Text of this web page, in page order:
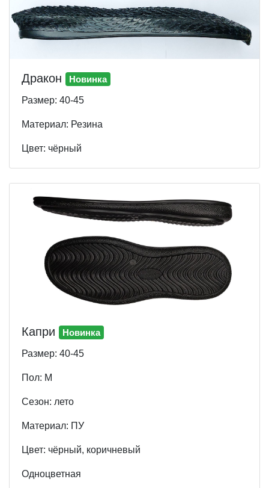
Дракон Новинка
Размер: 40-45
Материал: Резина
Цвет: чёрный
Капри Новинка
Размер: 40-45
Пол: М
Cезон: лето
Материал: ПУ
Цвет: чёрный, коричневый
Одноцветная